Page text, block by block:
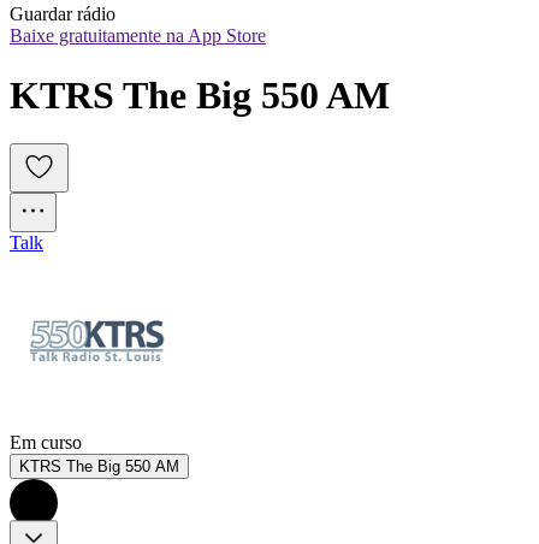
Guardar rádio
Baixe gratuitamente na App Store
KTRS The Big 550 AM
Talk
Em curso
KTRS The Big 550 AM